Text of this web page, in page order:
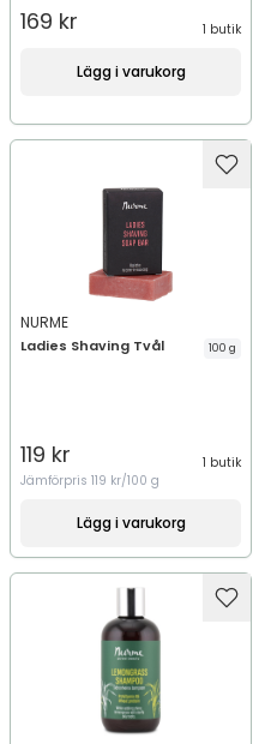
169 kr 1 butik
Lägg i varukorg
NURME
Ladies Shaving Tvål 100 g
119 kr
1 butik
Jämförpris 119 kr/100 g
Lägg i varukorg